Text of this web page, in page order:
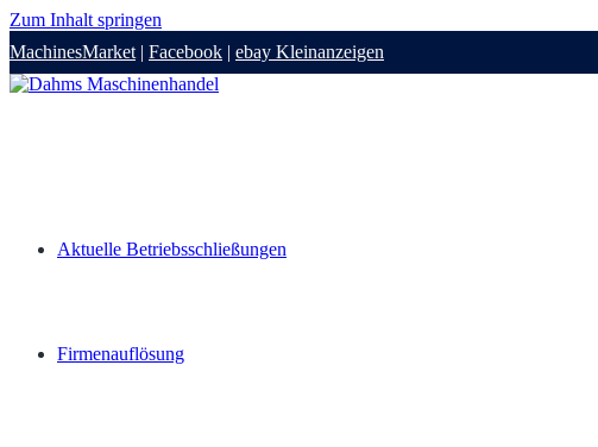
Zum Inhalt springen
MachinesMarket | Facebook | ebay Kleinanzeigen
Aktuelle Betriebsschließungen
Firmenauflösung